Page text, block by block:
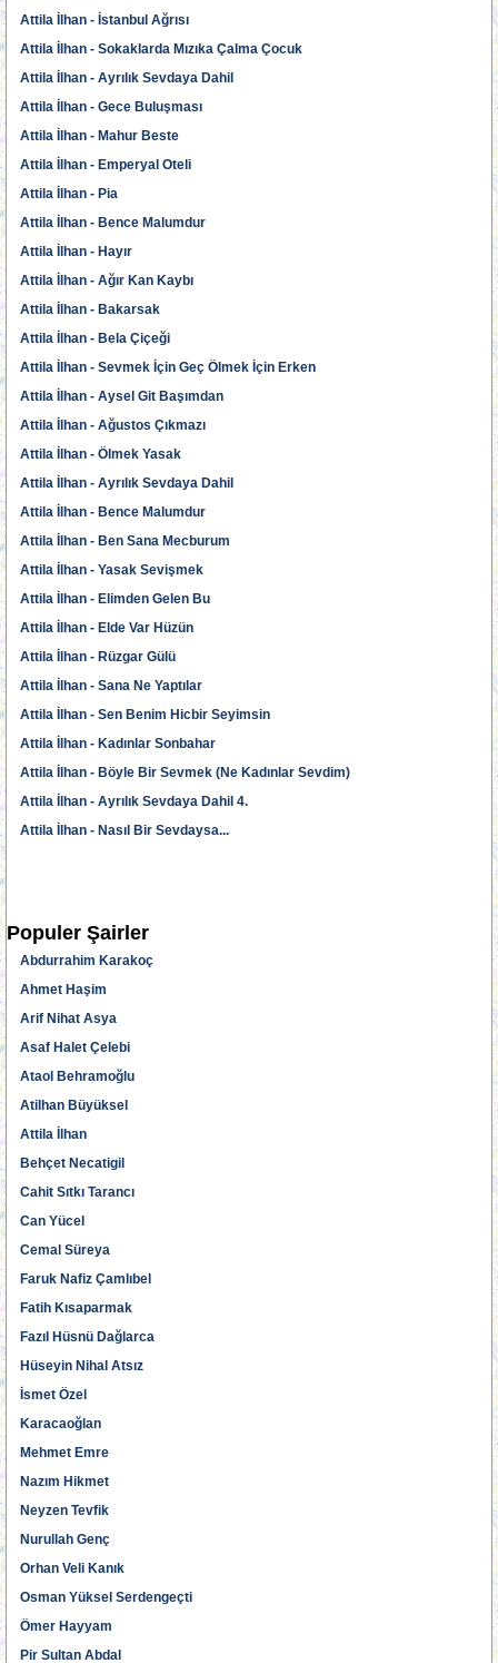
Attila İlhan - İstanbul Ağrısı
Attila İlhan - Sokaklarda Mızıka Çalma Çocuk
Attila İlhan - Ayrılık Sevdaya Dahil
Attila İlhan - Gece Buluşması
Attila İlhan - Mahur Beste
Attila İlhan - Emperyal Oteli
Attila İlhan - Pia
Attila İlhan - Bence Malumdur
Attila İlhan - Hayır
Attila İlhan - Ağır Kan Kaybı
Attila İlhan - Bakarsak
Attila İlhan - Bela Çiçeği
Attila İlhan - Sevmek İçin Geç Ölmek İçin Erken
Attila İlhan - Aysel Git Başımdan
Attila İlhan - Ağustos Çıkmazı
Attila İlhan - Ölmek Yasak
Attila İlhan - Ayrılık Sevdaya Dahil
Attila İlhan - Bence Malumdur
Attila İlhan - Ben Sana Mecburum
Attila İlhan - Yasak Sevişmek
Attila İlhan - Elimden Gelen Bu
Attila İlhan - Elde Var Hüzün
Attila İlhan - Rüzgar Gülü
Attila İlhan - Sana Ne Yaptılar
Attila İlhan - Sen Benim Hicbir Seyimsin
Attila İlhan - Kadınlar Sonbahar
Attila İlhan - Böyle Bir Sevmek (Ne Kadınlar Sevdim)
Attila İlhan - Ayrılık Sevdaya Dahil 4.
Attila İlhan - Nasıl Bir Sevdaysa...
Populer Şairler
Abdurrahim Karakoç
Ahmet Haşim
Arif Nihat Asya
Asaf Halet Çelebi
Ataol Behramoğlu
Atilhan Büyüksel
Attila İlhan
Behçet Necatigil
Cahit Sıtkı Tarancı
Can Yücel
Cemal Süreya
Faruk Nafiz Çamlıbel
Fatih Kısaparmak
Fazıl Hüsnü Dağlarca
Hüseyin Nihal Atsız
İsmet Özel
Karacaoğlan
Mehmet Emre
Nazım Hikmet
Neyzen Tevfik
Nurullah Genç
Orhan Veli Kanık
Osman Yüksel Serdengeçti
Ömer Hayyam
Pir Sultan Abdal